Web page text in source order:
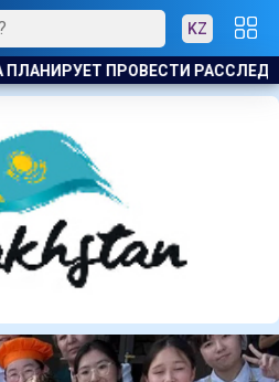
KZ
ФИФА ПО ПРОДАЖЕ